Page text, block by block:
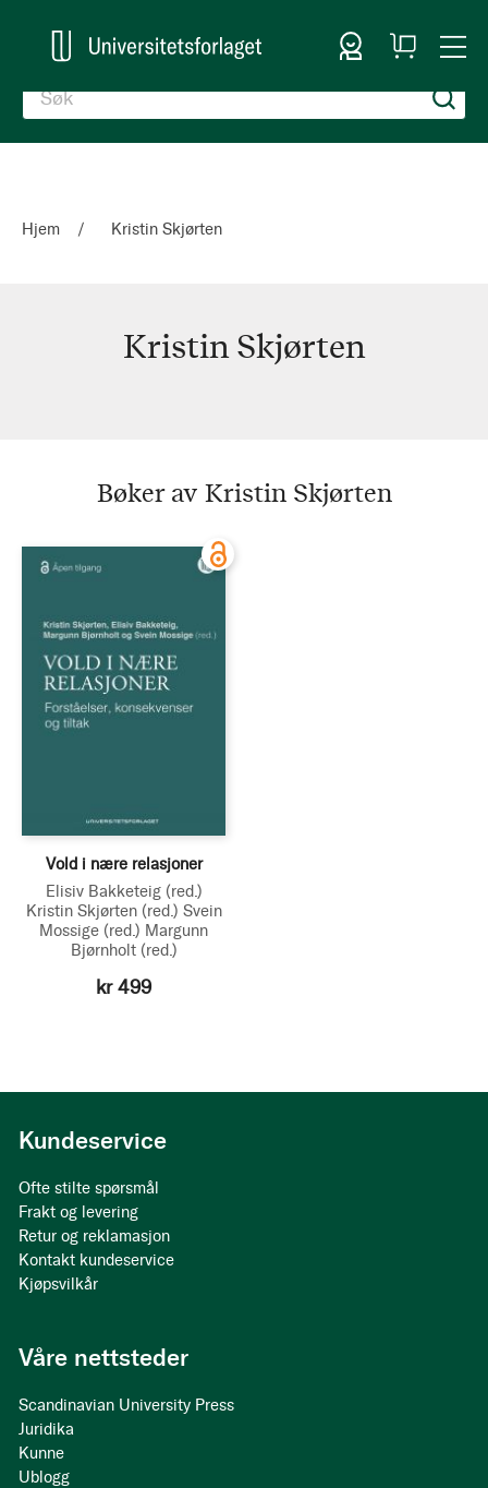
Logg inn
Handlekurv
Hjem Kristin Skjørten
Kristin Skjørten
Bøker av Kristin Skjørten
Vold i nære relasjoner
Elisiv Bakketeig (red.)
Kristin Skjørten (red.) Svein
Mossige (red.) Margunn
Bjørnholt (red.)
kr 499
Kundeservice
Ofte stilte spørsmål
Frakt og levering
Retur og reklamasjon
Kontakt kundeservice
Kjøpsvilkår
Våre nettsteder
Scandinavian University Press
Juridika
Kunne
Ublogg